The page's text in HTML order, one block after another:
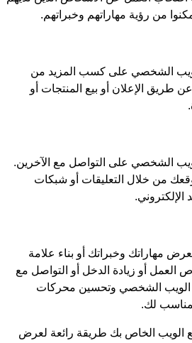
من رؤية مهاراتهم وخبراتهم.
الشخصي على كسب المزيد من
طريق الإعلان أو بيع المنتجات أو
الشخصي على التواصل مع الآخرين.
من خلال التعليقات أو شبكات
الإلكتروني.
مهاراتك وخبراتك أو بناء علامة
العمل أو زيادة الدخل أو التواصل مع
الويب الشخصي وتحسين محركات
لك.
الويب الخاص بك طريقة رائعة لعرض